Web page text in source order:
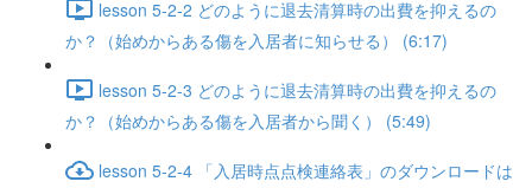
lesson 5-2-2 どのように退去清算時の出費を抑えるの
か？（始めからある傷を入居者に知らせる） (6:17)
lesson 5-2-3 どのように退去清算時の出費を抑えるの
か？（始めからある傷を入居者から聞く） (5:49)
lesson 5-2-4 「入居時点点検連絡表」のダウンロードは